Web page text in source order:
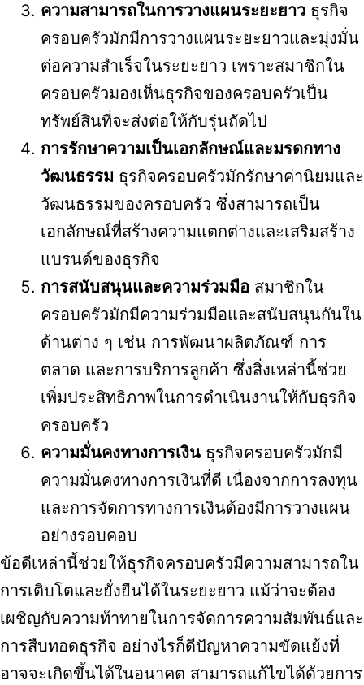
ความสามารถในการวางแผนระยะยาว ธุรกิจ
ครอบครัวมักมีการวางแผนระยะยาวและมุ่งมั่น
ต่อความสำเร็จในระยะยาว เพราะสมาชิกใน
ครอบครัวมองเห็นธุรกิจของครอบครัวเป็น
ทรัพย์สินที่จะส่งต่อให้กับรุ่นถัดไป
การรักษาความเป็นเอกลักษณ์และมรดกทาง
วัฒนธรรม ธุรกิจครอบครัวมักรักษาค่านิยมและ
วัฒนธรรมของครอบครัว ซึ่งสามารถเป็น
เอกลักษณ์ที่สร้างความแตกต่างและเสริมสร้าง
แบรนด์ของธุรกิจ
การสนับสนุนและความร่วมมือ สมาชิกใน
ครอบครัวมักมีความร่วมมือและสนับสนุนกันใน
ด้านต่าง ๆ เช่น การพัฒนาผลิตภัณฑ์ การ
ตลาด และการบริการลูกค้า ซึ่งสิ่งเหล่านี้ช่วย
เพิ่มประสิทธิภาพในการดำเนินงานให้กับธุรกิจ
ครอบครัว
ความมั่นคงทางการเงิน ธุรกิจครอบครัวมักมี
ความมั่นคงทางการเงินที่ดี เนื่องจากการลงทุน
และการจัดการทางการเงินต้องมีการวางแผน
อย่างรอบคอบ
ข้อดีเหล่านี้ช่วยให้ธุรกิจครอบครัวมีความสามารถใน
การเติบโตและยั่งยืนได้ในระยะยาว แม้ว่าจะต้อง
เผชิญกับความท้าทายในการจัดการความสัมพันธ์และ
การสืบทอดธุรกิจ อย่างไรก็ดีปัญหาความขัดแย้งที่
อาจจะเกิดขึ้นได้ในอนาคต สามารถแก้ไขได้ด้วยการ